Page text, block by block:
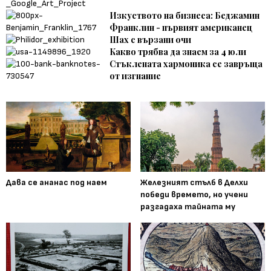
Изкуството на бизнеса: Беджамин
Франклин - първият американец
Шах с вързани очи
Какво трябва да знаем за 4 юли
Стъклената хармоника се завръща
от изгнание
Дава се ананас под наем
Железният стълб в Делхи
победи времето, но учени
разгадаха тайната му